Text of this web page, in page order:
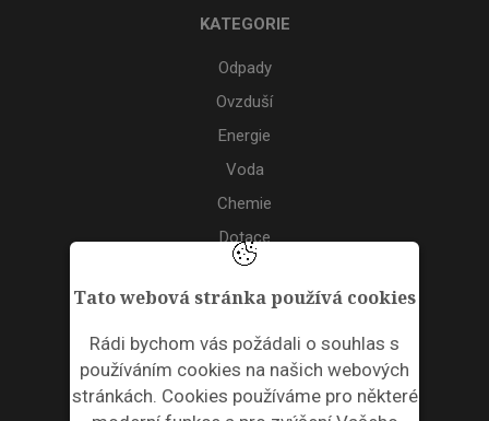
Tato webová stránka používá cookies
Rádi bychom vás požádali o souhlas s
používáním cookies na našich webových
stránkách. Cookies používáme pro některé
KATEGORIE
Odpady
Ovzduší
Energie
Voda
Chemie
Dotace
Akce
ODPADNÍ PLASTY